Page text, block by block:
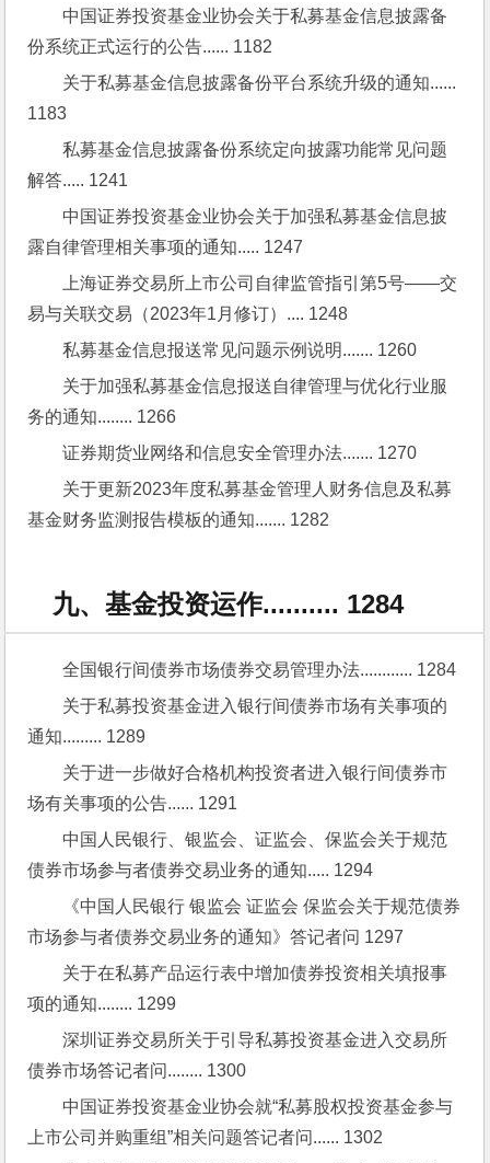
中国证券投资基金业协会关于私募基金信息披露备
份系统正式运行的公告...... 1182
关于私募基金信息披露备份平台系统升级的通知......
1183
私募基金信息披露备份系统定向披露功能常见问题
解答..... 1241
中国证券投资基金业协会关于加强私募基金信息披
露自律管理相关事项的通知..... 1247
上海证券交易所上市公司自律监管指引第5号——交
易与关联交易（2023年1月修订）.... 1248
私募基金信息报送常见问题示例说明....... 1260
关于加强私募基金信息报送自律管理与优化行业服
务的通知........ 1266
证券期货业网络和信息安全管理办法....... 1270
关于更新2023年度私募基金管理人财务信息及私募
基金财务监测报告模板的通知....... 1282
九、基金投资运作.......... 1284
全国银行间债券市场债券交易管理办法............ 1284
关于私募投资基金进入银行间债券市场有关事项的
通知......... 1289
关于进一步做好合格机构投资者进入银行间债券市
场有关事项的公告...... 1291
中国人民银行、银监会、证监会、保监会关于规范
债券市场参与者债券交易业务的通知..... 1294
《中国人民银行 银监会 证监会 保监会关于规范债券
市场参与者债券交易业务的通知》答记者问 1297
关于在私募产品运行表中增加债券投资相关填报事
项的通知........ 1299
深圳证券交易所关于引导私募投资基金进入交易所
债券市场答记者问........ 1300
中国证券投资基金业协会就“私募股权投资基金参与
上市公司并购重组”相关问题答记者问...... 1302